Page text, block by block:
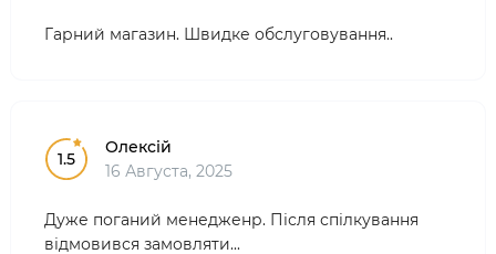
Гарний магазин. Швидке обслуговування..
1.5
Олексій
16 Августа, 2025
Дуже поганий менедженр. Після спілкування
відмовився замовляти...